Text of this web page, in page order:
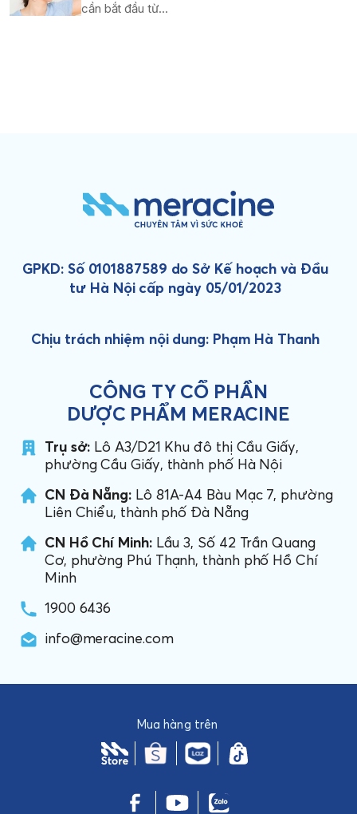
cần bắt đầu từ...
GPKD: Số 0101887589 do Sở Kế hoạch và Đầu
tư Hà Nội cấp ngày 05/01/2023
Chịu trách nhiệm nội dung: Phạm Hà Thanh
CÔNG TY CỔ PHẦN
DƯỢC PHẨM MERACINE
Trụ sở: Lô A3/D21 Khu đô thị Cầu Giấy,
phường Cầu Giấy, thành phố Hà Nội
CN Đà Nẵng: Lô 81A-A4 Bàu Mạc 7, phường
Liên Chiểu, thành phố Đà Nẵng
CN Hồ Chí Minh:Lầu 3, Số 42 Trần Quang
Cơ, phường Phú Thạnh, thành phố Hồ Chí
Minh
1900 6436
info@meracine.com
Mua hàng trên